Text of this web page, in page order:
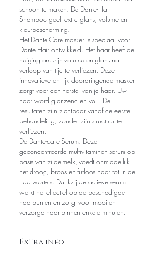
schoon te maken. De Dante-Hair
Shampoo geeft extra glans, volume en
kleurbescherming.
Het Dante-Care masker is speciaal voor
Dante-Hair ontwikkeld. Het haar heeft de
neiging om zijn volume en glans na
verloop van tijd te verliezen. Deze
innovatieve en rijk doordringende masker
zorgt voor een herstel van je haar. Uw
haar word glanzend en vol.. De
resultaten zijn zichtbaar vanaf de eerste
behandeling, zonder zijn structuur te
verliezen.
De Dante-care Serum. Deze
geconcentreerde multivitaminen serum op
basis van zijde-melk, voedt onmiddellijk
het droog, broos en futloos haar tot in de
haarwortels. Dankzij de actieve serum
werkt het effectief op de beschadigde
haarpunten en zorgt voor mooi en
verzorgd haar binnen enkele minuten.
Extra info